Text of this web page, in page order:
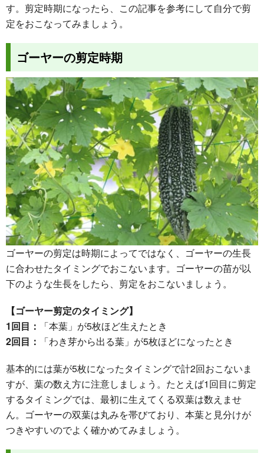
す。剪定時期になったら、この記事を参考にして自分で剪
定をおこなってみましょう。
ゴーヤーの剪定時期
ゴーヤーの剪定は時期によってではなく、ゴーヤーの生長
に合わせたタイミングでおこないます。ゴーヤーの苗が以
下のような生長をしたら、剪定をおこないましょう。
【ゴーヤー剪定のタイミング】
1回目：
「本葉」が5枚ほど生えたとき
2回目：
「わき芽から出る葉」が5枚ほどになったとき
基本的には葉が5枚になったタイミングで計2回おこないま
すが、葉の数え方に注意しましょう。たとえば1回目に剪定
するタイミングでは、最初に生えてくる双葉は数えませ
ん。ゴーヤーの双葉は丸みを帯びており、本葉と見分けが
つきやすいのでよく確かめてみましょう。